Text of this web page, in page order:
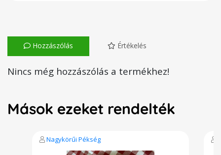
Hozzászólás Értékelés
Nincs még hozzászólás a termékhez!
Mások ezeket rendelték
Nagykörűi Pékség